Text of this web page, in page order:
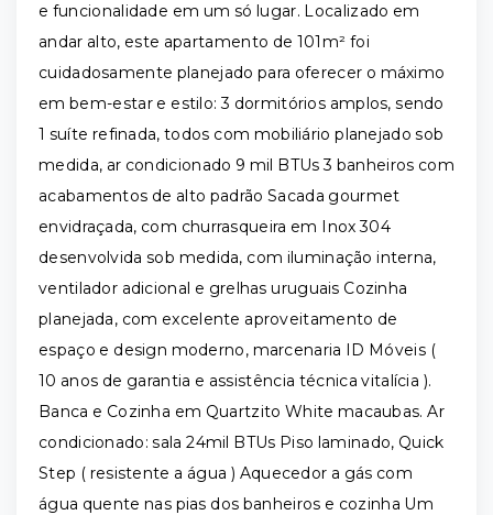
e funcionalidade em um só lugar. Localizado em
andar alto, este apartamento de 101m² foi
cuidadosamente planejado para oferecer o máximo
em bem-estar e estilo: 3 dormitórios amplos, sendo
1 suíte refinada, todos com mobiliário planejado sob
medida, ar condicionado 9 mil BTUs 3 banheiros com
acabamentos de alto padrão Sacada gourmet
envidraçada, com churrasqueira em Inox 304
desenvolvida sob medida, com iluminação interna,
ventilador adicional e grelhas uruguais Cozinha
planejada, com excelente aproveitamento de
espaço e design moderno, marcenaria ID Móveis (
10 anos de garantia e assistência técnica vitalícia ).
Banca e Cozinha em Quartzito White macaubas. Ar
condicionado: sala 24mil BTUs Piso laminado, Quick
Step ( resistente a água ) Aquecedor a gás com
água quente nas pias dos banheiros e cozinha Um